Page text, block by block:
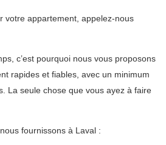
votre appartement, appelez-nous
c’est pourquoi nous vous proposons
rapides et fiables, avec un minimum
La seule chose que vous ayez à faire
fournissons à Laval :